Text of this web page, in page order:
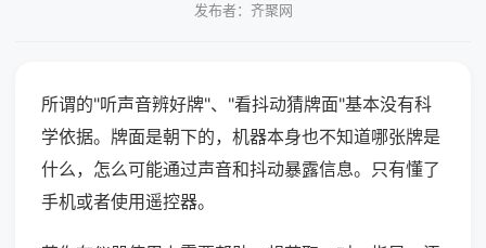
发布者：齐聚网
所谓的"听声音辨好牌"、"看抖动猜牌面"基本没有科
学依据。牌面是朝下的，机器本身也不知道哪张牌是
什么，怎么可能通过声音和抖动暴露信息。只有懂了
手机或者使用遥控器。